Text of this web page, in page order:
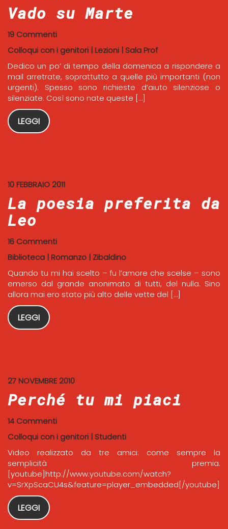
Vado su Marte
19 Commenti
Colloqui con i genitori | Lezioni | Sala Prof
Dedico un po’ di tempo della domenica a rispondere a
mail arretrate, soprattutto a quelle più importanti (non
urgenti). Spesso sono richieste d’aiuto silenziose o
silenziate. Così sono nate queste […]
LEGGI
10 FEBBRAIO 2011
La poesia preferita da
Leo
16 Commenti
Biblioteca | Romanzo | Zibaldino
Quando tu mi hai scelto – fu l’amore che scelse – sono
emerso dal grande anonimato di tutti, del nulla. Sino
allora mai ero stato più alto delle vette del […]
LEGGI
27 NOVEMBRE 2010
Perché tu mi piaci
14 Commenti
Colloqui con i genitori | Studenti
Video realizzato da tre amici: come sempre la
semplicità premia.
[youtube]http://www.youtube.com/watch?
v=SrXpScaCU4s&feature=player_embedded[/youtube]
LEGGI